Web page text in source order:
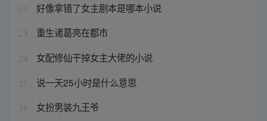
22 好像拿错了女主剧本是哪本小说
23 重生诸葛亮在都市
24 女配修仙干掉女主大佬的小说
25 说一天25小时是什么意思
26 女扮男装九王爷